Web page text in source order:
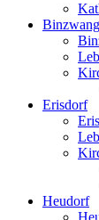
Erisdorf
Heudorf